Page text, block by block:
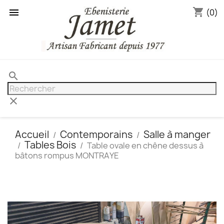
 shopping_cart (0)
search
clear
Accueil Contemporains
Salle à manger
Tables Bois
Table ovale en chêne dessus à
bâtons rompus MONTRAYE